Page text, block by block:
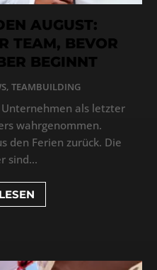
AUGUST:
TEAM, BEVOR
BEGINNT
, TEAMBUILDING
als letzter
wahrgenommen.
den Ferien zurück. Die
sind...